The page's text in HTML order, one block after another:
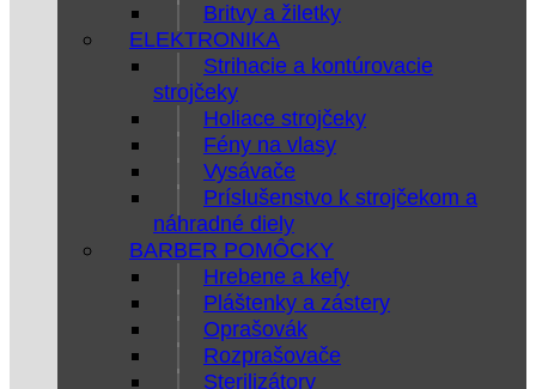
Britvy a žiletky
ELEKTRONIKA
Strihacie a kontúrovacie
strojčeky
Holiace strojčeky
Fény na vlasy
Vysávače
Príslušenstvo k strojčekom a
náhradné diely
BARBER POMÔCKY
Hrebene a kefy
Pláštenky a zástery
Oprašovák
Rozprašovače
Sterilizátory